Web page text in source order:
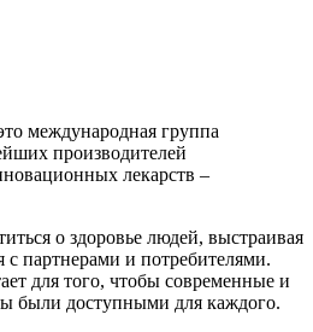
международная группа
производителей
лекарств –
о здоровье людей, выстраивая
партнерами и потребителями.
для того, чтобы современные и
были доступными для каждого.